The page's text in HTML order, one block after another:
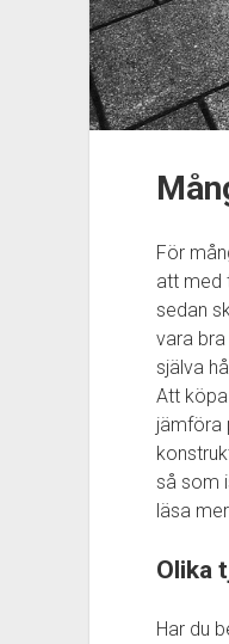
För
att med
sedan
vara
själva
Att
jämföra
så som
läsa
Olika
Har du